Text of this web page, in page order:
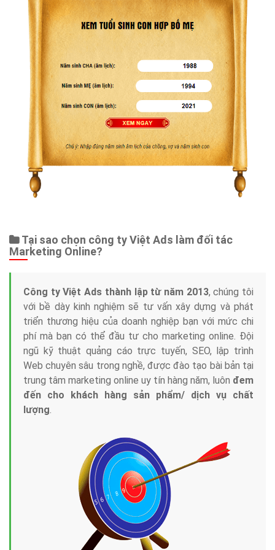
Tại sao chọn công ty Việt Ads làm đối tác
Marketing Online?
Công ty Việt Ads thành lập từ năm 2013, chúng tôi
với bề dày kinh nghiệm sẽ tư vấn xây dựng và phát
triển thương hiệu của doanh nghiệp bạn với mức chi
phí mà bạn có thể đầu tư cho marketing online. Đội
ngũ kỹ thuật quảng cáo trực tuyến, SEO, lập trình
Web chuyên sâu trong nghề, được đào tạo bài bản tại
trung tâm marketing online uy tín hàng năm, luôn đem
đến cho khách hàng sản phẩm/ dịch vụ chất
lượng.